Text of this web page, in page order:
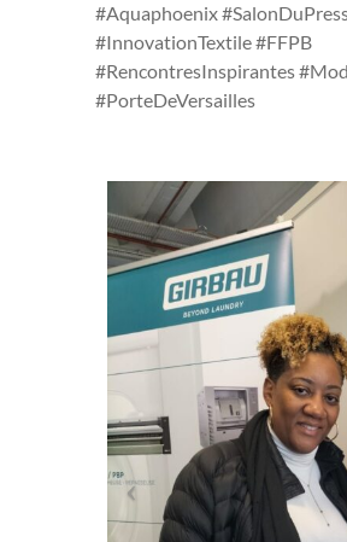
#Aquaphoenix
#InnovationTextile#FFPB
#RencontresInspirantes
#PorteDeVersailles